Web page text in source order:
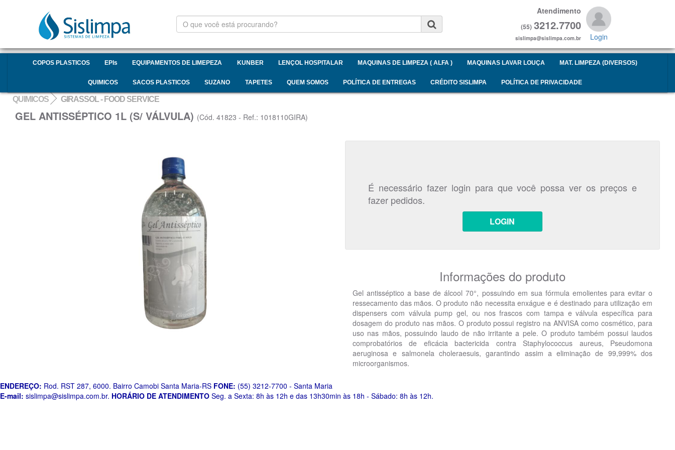
O
que
está
procurando?
Atendimento
(55) 3212.7700
sislimpa@sislimpa.com.br Login
COPOS PLASTICOS EPIs EQUIPAMENTOS DE LIMEPEZA KUNBER LENÇOL HOSPITALAR MAQUINAS DE LIMPEZA ( ALFA ) MAQUINAS LAVAR LOUÇA MAT. LIMPEZA (DIVERSOS)
QUIMICOS SACOS PLASTICOS SUZANO TAPETES QUEM SOMOS POLÍTICA DE ENTREGAS CRÉDITO SISLIMPA POLÍTICA DE PRIVACIDADE
QUIMICOS GIRASSOL - FOOD SERVICE
GEL ANTISSÉPTICO 1L (S/ VÁLVULA) (Cód. 41823 - Ref.: 1018110GIRA)
É necessário fazer login para que você possa ver os preços e
fazer pedidos.
LOGIN
Informações do produto
Gel antisséptico a base de álcool 70°, possuindo em sua fórmula emolientes para evitar o
ressecamento das mãos. O produto não necessita enxágue e é destinado para utilização em
dispensers com válvula pump gel, ou nos frascos com tampa e válvula específica para
dosagem do produto nas mãos. O produto possui registro na ANVISA como cosmético, para
uso nas mãos, possuindo laudo de não irritante a pele. O produto também possui laudos
comprobatórios de eficácia bactericida contra Staphylococcus aureus, Pseudomona
aeruginosa e salmonela choleraesuis, garantindo assim a eliminação de 99,999% dos
microorganismos.
ENDEREÇO: Rod. RST 287, 6000. Bairro Camobi Santa Maria-RS FONE: (55) 3212-7700 - Santa Maria
E-mail: sislimpa@sislimpa.com.br. HORÁRIO DE ATENDIMENTO Seg. a Sexta: 8h às 12h e das 13h30min às 18h - Sábado: 8h às 12h.